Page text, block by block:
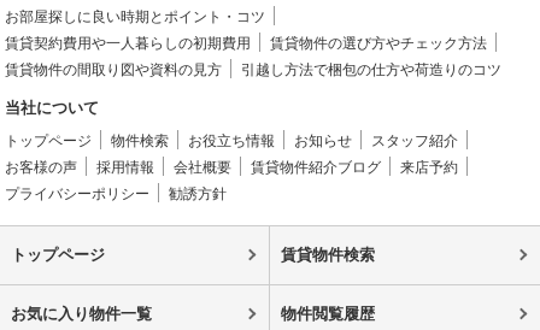
お部屋探しに良い時期とポイント・コツ
賃貸契約費用や一人暮らしの初期費用
賃貸物件の選び方やチェック方法
賃貸物件の間取り図や資料の見方
引越し方法で梱包の仕方や荷造りのコツ
当社について
トップページ 物件検索 お役立ち情報 お知らせ
スタッフ紹介
お客様の声
採用情報 会社概要 賃貸物件紹介ブログ
来店予約
プライバシーポリシー
勧誘方針
トップページ 賃貸物件検索
お気に入り物件一覧 物件閲覧履歴